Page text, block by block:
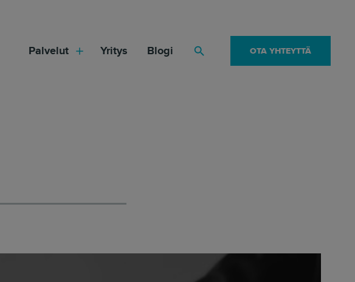
Palvelut Yritys Blogi OTA YHTEYTTÄ